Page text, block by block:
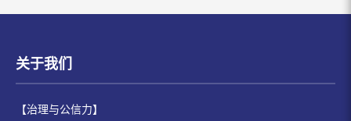
关于我们
【治理与公信力】